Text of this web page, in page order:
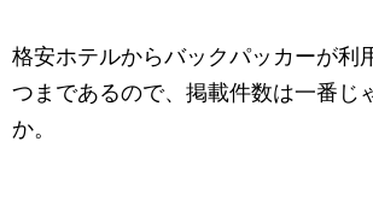
格安ホテルからバックパッカーが利
つまであるので、掲載件数は一番じ
か。